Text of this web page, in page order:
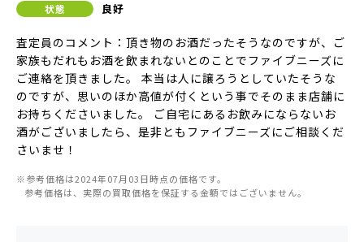
状態 良好
査定員のコメント：頂き物のお酒だったそうなのですが、ご
家族もだれもお酒を飲まれないとのことでファイブニーズに
ご連絡を頂きました。 本当は人に譲ろうとしていたそうな
のですが、思いのほか高値が付くという事でそのまま店舗に
お持ちくださいました。 ご自宅にあるお飲みにならないお
酒がございましたら、是非ともファイブニーズにご相談くだ
さいませ！
※参考価格は2024年07月03日時点の価格です。
参考価格は、実際の買取価格を保証する金額ではございません。